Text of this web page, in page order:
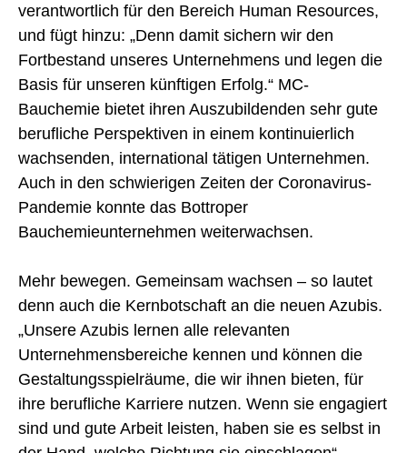
verantwortlich für den Bereich Human Resources,
und fügt hinzu: „Denn damit sichern wir den
Fortbestand unseres Unternehmens und legen die
Basis für unseren künftigen Erfolg.“ MC-
Bauchemie bietet ihren Auszubildenden sehr gute
berufliche Perspektiven in einem kontinuierlich
wachsenden, international tätigen Unternehmen.
Auch in den schwierigen Zeiten der Coronavirus-
Pandemie konnte das Bottroper
Bauchemieunternehmen weiterwachsen.
Mehr bewegen. Gemeinsam wachsen – so lautet
denn auch die Kernbotschaft an die neuen Azubis.
„Unsere Azubis lernen alle relevanten
Unternehmensbereiche kennen und können die
Gestaltungsspielräume, die wir ihnen bieten, für
ihre berufliche Karriere nutzen. Wenn sie engagiert
sind und gute Arbeit leisten, haben sie es selbst in